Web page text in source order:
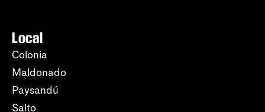
Local
Colonia
Maldonado
Paysandú
Salto